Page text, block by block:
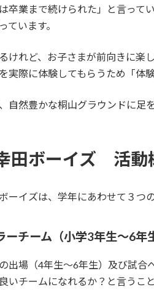
卒業まで続けられた」と言って
ています。
けれど、お子さまが前向きに楽
実際に体験してもらうため「体
自然豊かな桐山グラウンドに足
田ボーイズ 活動
ーイズは、学年にあわせて３つ
ーチーム（小学3年生〜6年
出場（4年生〜6年生）及び試合
いチームになれるか？と言うこ